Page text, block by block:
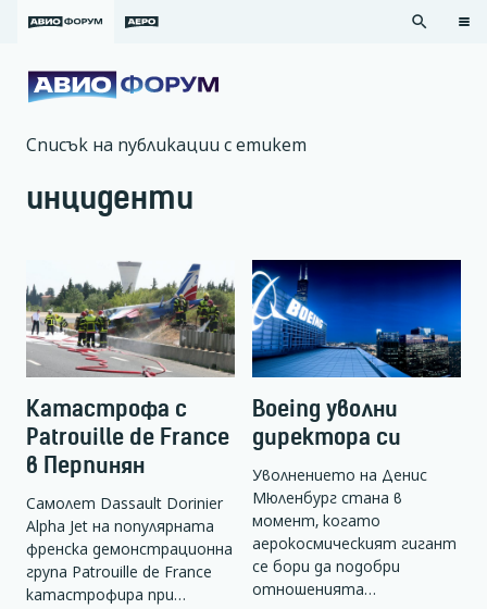
search
Списък на публикации с етикет
инциденти
Катастрофа с
Patrouille de France
в Перпинян
Самолет Dassault Dorinier
Alpha Jet на популярната
френска демонстрационна
група Patrouille de France
катастрофира при…
Boeing уволни
директора си
Уволнението на Денис
Мюленбург стана в
момент, когато
аерокосмическият гигант
се бори да подобри
отношенията…